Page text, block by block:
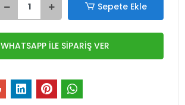
Sepete Ekle
WHATSAPP İLE SİPARİŞ VER